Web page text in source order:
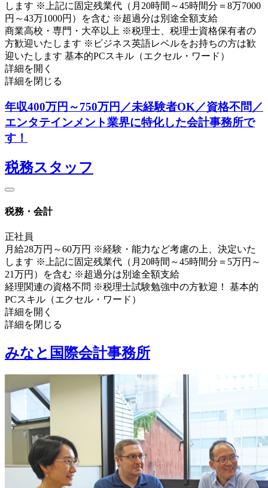
します ※上記に固定残業代（月20時間～45時間分＝8万7000
円～43万1000円）を含む ※超過分は別途全額支給
商業高校・専門・大卒以上 ※税理士、税理士資格保有者の
方歓迎いたします ※ビジネス英語レベルをお持ちの方は歓
迎いたします 基本的PCスキル（エクセル・ワード）
詳細を開く
詳細を閉じる
年収400万円～750万円／未経験者OK／資格不問／
エンタテインメント業界に特化した会計事務所で
す！
税務スタッフ
税務・会計
正社員
月給28万円～60万円 ※経験・能力など考慮の上、決定いた
します ※上記に固定残業代（月20時間～45時間分＝5万円～
21万円）を含む ※超過分は別途全額支給
経理関連の資格不問 ※税理士試験勉強中の方歓迎！ 基本的
PCスキル（エクセル・ワード）
詳細を開く
詳細を閉じる
みなと国際会計事務所